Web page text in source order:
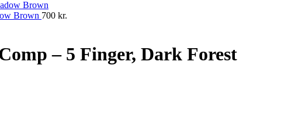
Brown 700 kr.
– 5 Finger, Dark Forest